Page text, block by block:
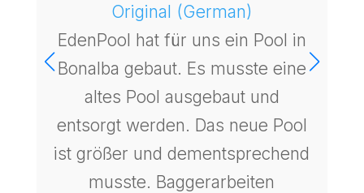
Original (German)
EdenPool hat für uns ein Pool in
Bonalba gebaut. Es musste eine
altes Pool ausgebaut und
entsorgt werden. Das neue Pool
ist größer und dementsprechend
musste. Baggerarbeiten